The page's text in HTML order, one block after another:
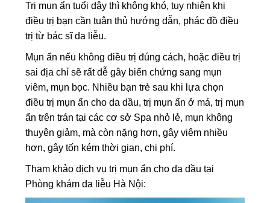
Trị mụn ẩn tuổi dậy thì không khó, tuy nhiên khi
điều trị bạn cần tuân thủ hướng dẫn, phác đồ điều
trị từ bác sĩ da liễu.
Mụn ẩn nếu không điều trị đúng cách, hoặc điều trị
sai địa chỉ sẽ rất dễ gây biến chứng sang mụn
viêm, mụn bọc. Nhiều bạn trẻ sau khi lựa chọn
điều trị mụn ẩn cho da dầu, trị mụn ẩn ở má, trị mụn
ẩn trên trán tại các cơ sở Spa nhỏ lẻ, mụn không
thuyên giảm, mà còn nặng hơn, gây viêm nhiều
hơn, gây tốn kém thời gian, chi phí.
Tham khảo dịch vụ trị mụn ẩn cho da dầu tại
Phòng khám da liễu Hà Nội: